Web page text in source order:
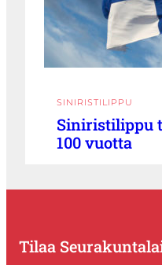
SINIRISTILIPPU
Siniristilippu
100 vuotta
Tilaa